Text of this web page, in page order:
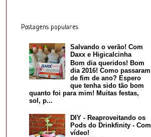
Postagens populares
Salvando o verão! Com
Daxx e Higicalcinha
Bom dia queridos! Bom
dia 2016! Como passaram
de fim de ano? Espero
que tenha sido tão bom
quanto foi para mim! Muitas festas,
sol, p...
DIY - Reaproveitando os
Pods do Drinkfinity - Com
vídeo!